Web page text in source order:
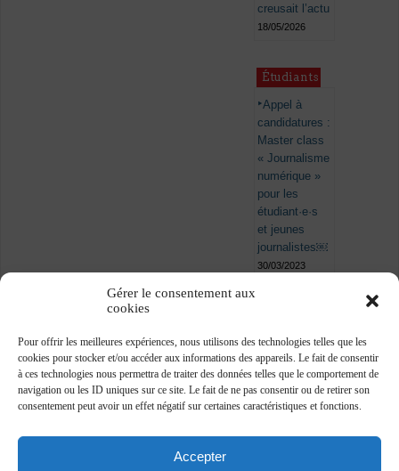
Gérer le consentement aux
cookies
Pour offrir les meilleures expériences, nous utilisons des technologies telles que les
cookies pour stocker et/ou accéder aux informations des appareils. Le fait de consentir
à ces technologies nous permettra de traiter des données telles que le comportement de
navigation ou les ID uniques sur ce site. Le fait de ne pas consentir ou de retirer son
consentement peut avoir un effet négatif sur certaines caractéristiques et fonctions.
Accepter
creusait l’actu
18/05/2026
Étudiants
Appel à
candidatures :
Master class
« Journalisme
numérique »
pour les
étudiant·e·s
et jeunes
journalistes￼
30/03/2023